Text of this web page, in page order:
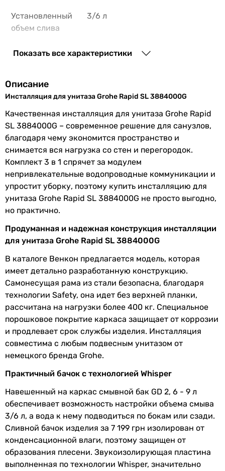
Установленный
объем слива
3/6 л
между
Производство Германия
Коллекции Rapid SL
Комплектация
коробка монтажная, сливной
крепления, крепежные шпильки
Физические характеристики
Высота
инсталляции
1135 мм, 1335 мм
Ширина
инсталляции
500 мм
инсталляции
130 мм, 160 мм
Гарантия
Гарантия 132 мес.
Увидели ошибку в описании или характеристиках?
Сообщите нам об этом!
Показать все характеристики
Описание
Инсталляция для унитаза Grohe Rapid SL 3884000G
Качественная инсталляция для унитаза Grohe Rapid
SL 3884000G – современное решение для санузлов,
благодаря чему экономится пространство и
снимается вся нагрузка со стен и перегородок.
Комплект 3 в 1 спрячет за модулем
непривлекательные водопроводные коммуникации и
упростит уборку, поэтому купить инсталляцию для
унитаза Grohe Rapid SL 3884000G не просто выгодно,
но практично.
Продуманная и надежная конструкция инсталляции
для унитаза Grohe Rapid SL 3884000G
В каталоге Венкон предлагается модель, которая
имеет детально разработанную конструкцию.
Самонесущая рама из стали безопасна, благодаря
технологии Safety, она идет без верхней планки,
рассчитана на нагрузки более 400 кг. Специальное
порошковое покрытие каркаса защищает от коррозии
и продлевает срок службы изделия. Инсталляция
совместима с любым подвесным унитазом от
немецкого бренда Grohe.
Практичный бачок с технологией Whisper
Навешенный на каркас смывной бак GD 2, 6 - 9 л
обеспечивает возможность настройки объема смыва
3/6 л, а вода к нему подводиться по бокам или сзади.
Сливной бачок изделия за 7 199 грн изолирован от
конденсационной влаги, поэтому защищен от
образования плесени. Звукоизолирующая пластина
выполненная по технологии Whisper, значительно